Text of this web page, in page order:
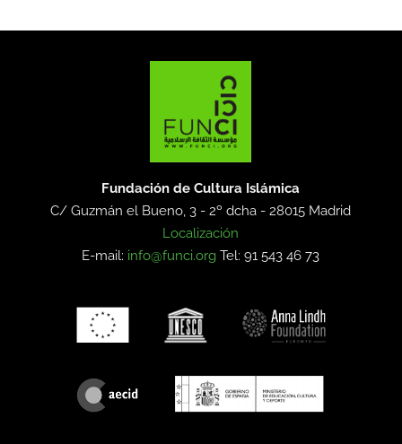
Fundación de Cultura Islámica
C/ Guzmán el Bueno, 3 - 2º dcha -28015 Madrid
Localización
E-mail: info@funci.org Tel: 91 543 46 73